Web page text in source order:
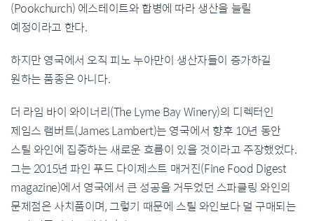
(Pookchurch) 에스테이트와 합병에 따라 생산을 늘릴
예정이라고 한다.
하지만 영국에서 오직 피노누아만이 생산자들이 증가하길
원하는 품종은 아니다.
더 라임 바이 와이너리 (The Lyme Bay Winery)의 디렉터인
제임스 램버트(James Lambert)는 영국에서 향후 10년 동안
스틸 와인에 집중하는 새로운 흐름이 있을 것이라고주장했었다.
그는2015년 파인 푸드 다이제스트 매거진(Fine Food Digest
magazine)에서 영국에서 큰 성공을 거두었던 스파클링 와인의
문제점은 사치품이며,그렇기 때문에 스틸 와인보다 덜 구매되는